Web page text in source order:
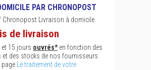
PAR CHRONOPOST
Chronopost Livraison à domicile.
de livraison
et 15 jours ouvrés*en fonction des
et des stocks de nos fournisseurs
page
Le traitement de votre